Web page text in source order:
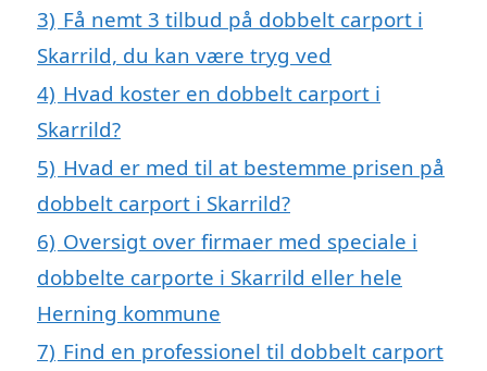
3) Få nemt 3 tilbud på dobbelt carport i
Skarrild, du kan være tryg ved
4) Hvad koster en dobbelt carport i
Skarrild?
5) Hvad er med til at bestemme prisen på
dobbelt carport i Skarrild?
6) Oversigt over firmaer med speciale i
dobbelte carporte i Skarrild eller hele
Herning kommune
7) Find en professionel til dobbelt carport